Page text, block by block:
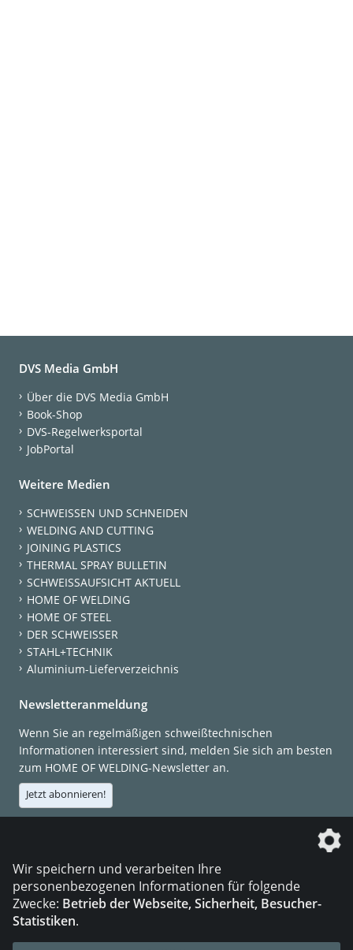
DVS Media GmbH
Über die DVS Media GmbH
Book-Shop
DVS-Regelwerksportal
JobPortal
Weitere Medien
SCHWEISSEN UND SCHNEIDEN
WELDING AND CUTTING
JOINING PLASTICS
THERMAL SPRAY BULLETIN
SCHWEISSAUFSICHT AKTUELL
HOME OF WELDING
HOME OF STEEL
DER SCHWEISSER
STAHL+TECHNIK
Aluminium-Lieferverzeichnis
Newsletteranmeldung
Wenn Sie an regelmäßigen schweißtechnischen
Informationen interessiert sind, melden Sie sich am besten
zum HOME OF WELDING-Newsletter an.
Jetzt abonnieren!
Die DVS Media GmbH ist ein Unternehmen der
Wir speichern und verarbeiten Ihre
personenbezogenen Informationen für folgende
Zwecke: Betrieb der Webseite, Sicherheit, Besucher-
Statistiken.